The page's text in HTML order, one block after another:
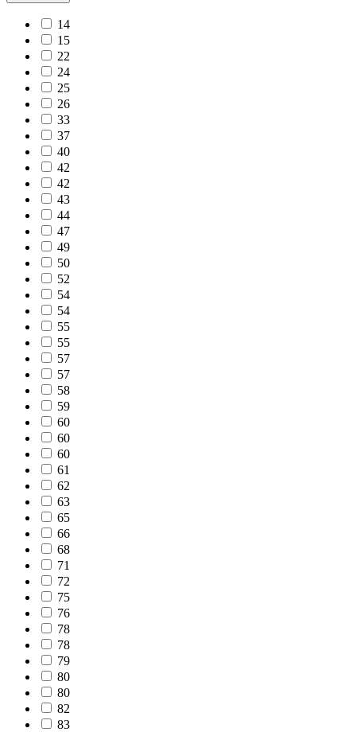
14
15
22
24
25
26
33
37
40
42
42
43
44
47
49
50
52
54
54
55
55
57
57
58
59
60
60
60
61
62
63
65
66
68
71
72
75
76
78
78
79
80
80
82
83